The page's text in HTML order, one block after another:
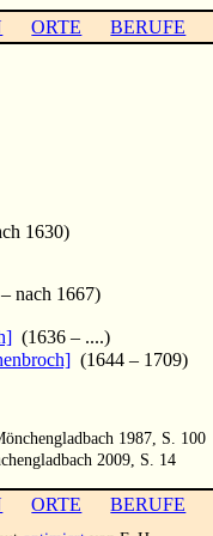
ORTE BERUFE
1630)
nach 1667)
(1636 – ....)
(1644 – 1709)
1987, S. 100
2009, S. 14
ORTE BERUFE